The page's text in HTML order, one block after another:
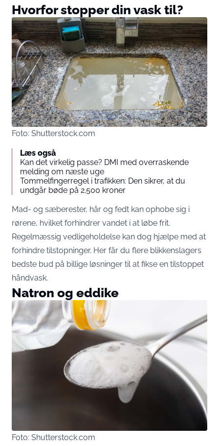
Hvorfor stopper din vask til?
Foto: Shutterstock.com
Læs også
Kan det virkelig passe? DMI med overraskende
melding om næste uge
Tommelfingerregel i trafikken: Den sikrer, at du
undgår bøde på 2.500 kroner
Mad- og sæberester, hår og fedt kan ophobe sig i
rørene, hvilket forhindrer vandet i at løbe frit.
Regelmæssig vedligeholdelse kan dog hjælpe med at
forhindre tilstopninger. Her får du flere blikkenslagers
bedste bud på billige løsninger til at fikse en tilstoppet
håndvask.
Natron og eddike
Foto: Shutterstock.com